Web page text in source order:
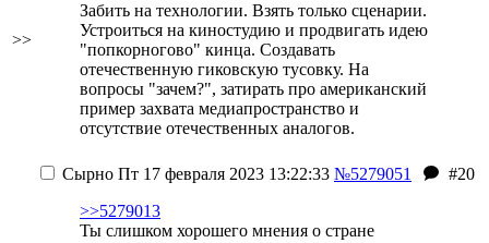
>>
Забить на технологии. Взять только сценарии.
Устроиться на киностудию и продвигать идею
"попкорногово" кинца. Создавать
отечественную гиковскую тусовку. На
вопросы "зачем?", затирать про американский
пример захвата медиапространство и
отсутствие отечественных аналогов.
Сырно Пт 17 февраля 2023 13:22:33 №5279051
#20
>>5279013
Ты слишком хорошего мнения о стране